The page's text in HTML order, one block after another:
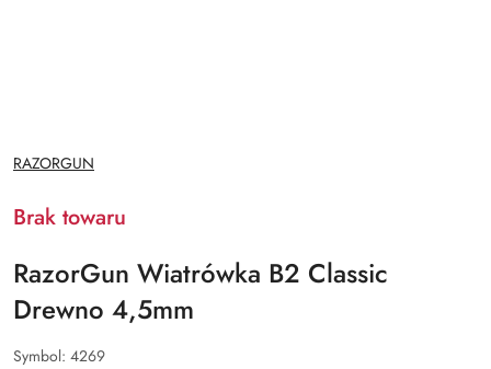
NAZWA
PRODUCENTA:
RAZORGUN
Brak towaru
RazorGun Wiatrówka B2 Classic
Drewno 4,5mm
Symbol: 4269